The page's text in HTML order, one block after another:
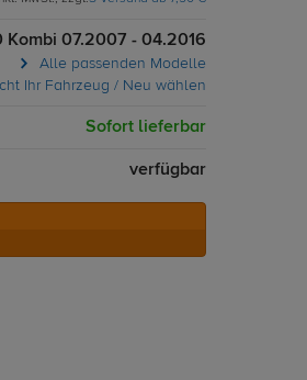
Kombi 07.2007 - 04.2016
Alle passenden Modelle
Ihr Fahrzeug / Neu wählen
Sofort lieferbar
verfügbar